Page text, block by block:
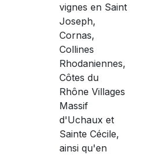
vignes en Saint
Joseph,
Cornas,
Collines
Rhodaniennes,
Côtes du
Rhône Villages
Massif
d'Uchaux et
Sainte Cécile,
ainsi qu'en